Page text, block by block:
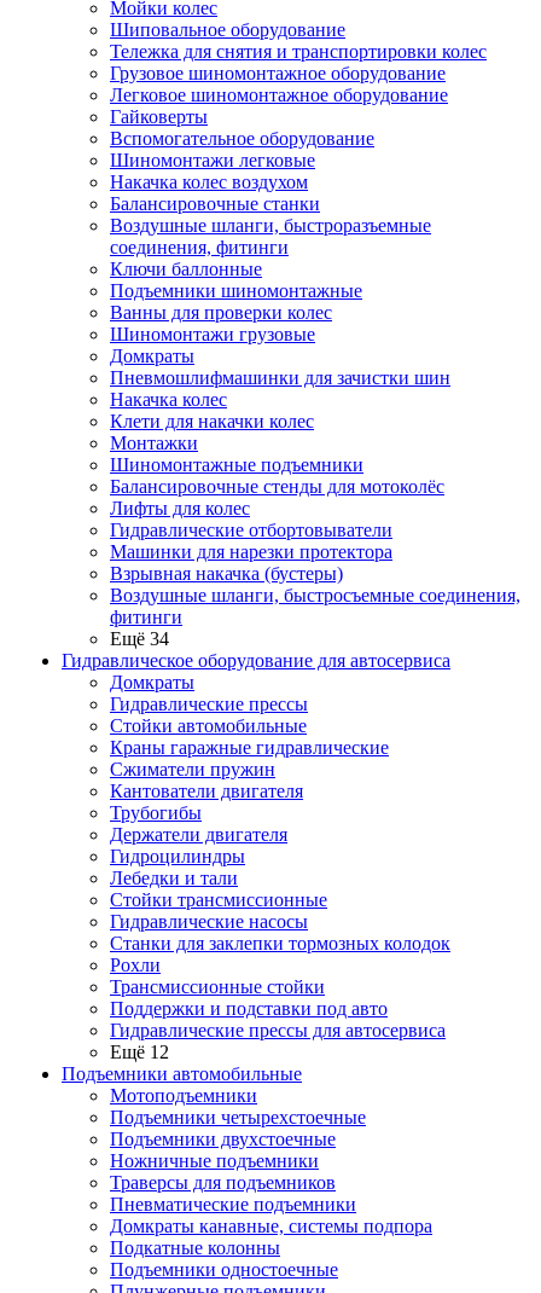
Мойки колес
Шиповальное оборудование
Тележка для снятия и транспортировки колес
Грузовое шиномонтажное оборудование
Легковое шиномонтажное оборудование
Гайковерты
Вспомогательное оборудование
Шиномонтажи легковые
Накачка колес воздухом
Балансировочные станки
Воздушные шланги, быстроразъемные
соединения, фитинги
Ключи баллонные
Подъемники шиномонтажные
Ванны для проверки колес
Шиномонтажи грузовые
Домкраты
Пневмошлифмашинки для зачистки шин
Накачка колес
Клети для накачки колес
Монтажки
Шиномонтажные подъемники
Балансировочные стенды для мотоколёс
Лифты для колес
Гидравлические отбортовыватели
Машинки для нарезки протектора
Взрывная накачка (бустеры)
Воздушные шланги, быстросъемные соединения,
фитинги
Ещё 34
Гидравлическое оборудование для автосервиса
Домкраты
Гидравлические прессы
Стойки автомобильные
Краны гаражные гидравлические
Сжиматели пружин
Кантователи двигателя
Трубогибы
Держатели двигателя
Гидроцилиндры
Лебедки и тали
Стойки трансмиссионные
Гидравлические насосы
Cтанки для заклепки тормозных колодок
Рохли
Трансмиссионные стойки
Поддержки и подставки под авто
Гидравлические прессы для автосервиса
Ещё 12
Подъемники автомобильные
Мотоподъемники
Подъемники четырехстоечные
Подъемники двухстоечные
Ножничные подъемники
Траверсы для подъемников
Пневматические подъемники
Домкраты канавные, системы подпора
Подкатные колонны
Подъемники одностоечные